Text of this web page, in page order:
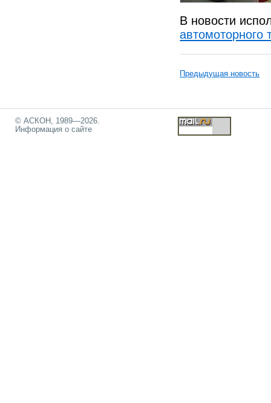
В новости
автомоторного
Предыдущая новость
© АСКОН, 1989—2026.
Информация о сайте